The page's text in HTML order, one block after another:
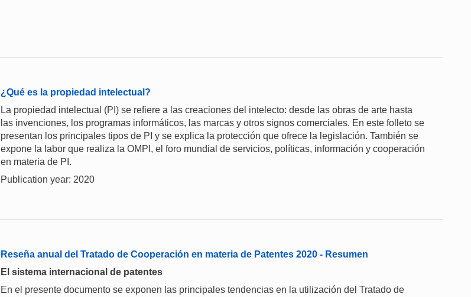
¿Qué es la propiedad intelectual?
La propiedad intelectual (PI) se refiere a las creaciones del intelecto: desde las obras de arte hasta
las invenciones, los programas informáticos, las marcas y otros signos comerciales. En este folleto se
presentan los principales tipos de PI y se explica la protección que ofrece la legislación. También se
expone la labor que realiza la OMPI, el foro mundial de servicios, políticas, información y cooperación
en materia de PI.
Publication year: 2020
Reseña anual del Tratado de Cooperación en materia de Patentes 2020 - Resumen
El sistema internacional de patentes
En el presente documento se exponen las principales tendencias en la utilización del Tratado de